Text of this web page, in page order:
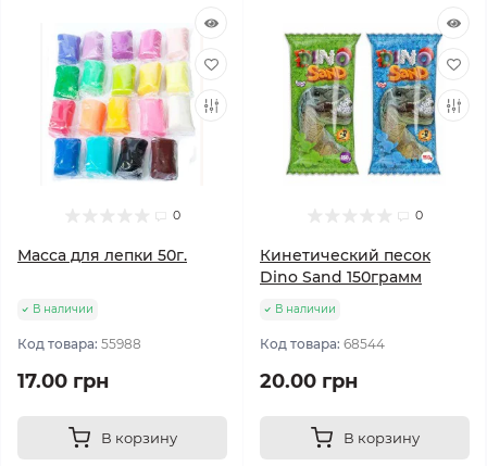
0
Масса для лепки 50г.
В наличии
Код товара: 55988
17.00 грн
В корзину
0
Кинетический песок
Dino Sand 150грамм
В наличии
Код товара: 68544
20.00 грн
В корзину